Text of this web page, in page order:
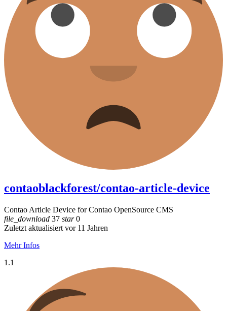
contaoblackforest/contao-article-device
Contao Article Device for Contao OpenSource CMS
file_download 37 star0
Zuletzt aktualisiert vor 11 Jahren
Mehr Infos
1.1